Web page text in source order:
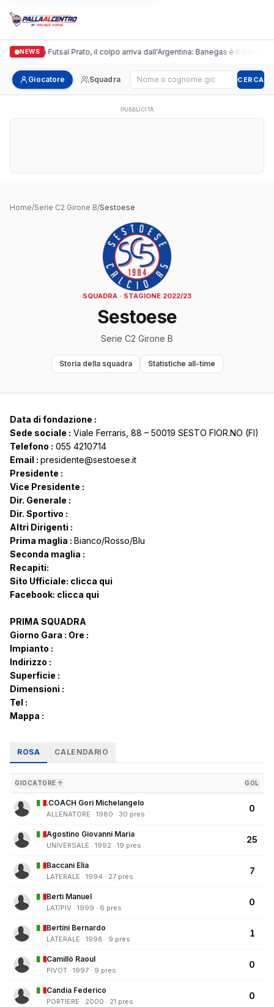
NEWS
Italgronda Futsal Prato, il colpo arriva dall'Argentina: Banegas è il nuovo
Giocatore Squadra Cerca giocatore CERCA
PUBBLICITÀ
Home/Serie C2 Girone B/Sestoese
SQUADRA · STAGIONE 2022/23
Sestoese
Serie C2 Girone B
Storia della squadra Statistiche all-time
Data di fondazione :
Sede sociale : Viale Ferraris, 88 – 50019 SESTO FIOR.NO (FI)
Telefono : 055 4210714
Email : presidente@sestoese.it
Presidente :
Vice Presidente :
Dir. Generale :
Dir. Sportivo :
Altri Dirigenti :
Prima maglia : Bianco/Rosso/Blu
Seconda maglia :
Recapiti:
Sito Ufficiale: clicca qui
Facebook: clicca qui
PRIMA SQUADRA
Giorno Gara : Ore :
Impianto :
Indirizzo :
Superficie :
Dimensioni :
Tel :
Mappa :
ROSA CALENDARIO
GIOCATORE ↑ GOL
.COACH Gori Michelangelo
ALLENATORE · 1980 · 30 pres
0
Agostino Giovanni Maria
UNIVERSALE · 1992 · 19 pres
25
Baccani Elia
LATERALE · 1994 · 27 pres
7
Berti Manuel
LAT/PIV · 1999 · 6 pres
0
Bertini Bernardo
LATERALE · 1998 · 9 pres
1
Camillò Raoul
PIVOT · 1997 · 9 pres
0
Candia Federico
PORTIERE · 2000 · 21 pres
0